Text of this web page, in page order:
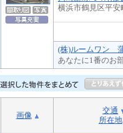
横浜市鶴見区平安
(株)ルームワン
あなたに1番のお
画像
交通
所在地